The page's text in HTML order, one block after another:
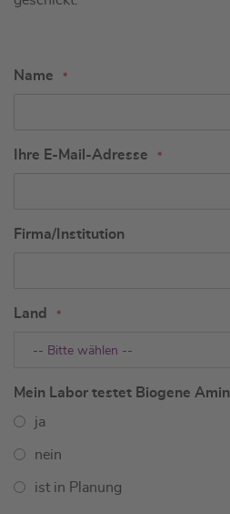
Name
Ihre E-Mail-Adresse
Firma/Institution
Land
-- Bitte wählen --
Mein Labor testet Biogene
ja
nein
ist in Planung